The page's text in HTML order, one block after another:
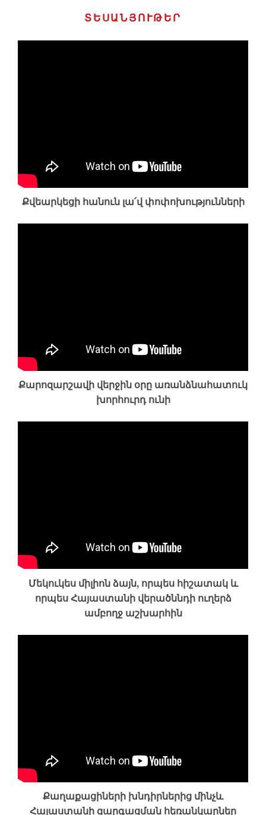
ՏԵՍԱՆՅՈՒԹԵՐ
Քվեարկեցի հանուն լա՛վ փոփոխությունների
Քարոզարշավի վերջին օրը առանձնահատուկ
խորհուրդ ունի
Մեկուկես միլիոն ձայն, որպես հիշատակ և
որպես Հայաստանի վերածննդի ուղերձ
ամբողջ աշխարհին
Քաղաքացիների խնդիրներից մինչև
Հայաստանի զարգացման հեռանկարներ